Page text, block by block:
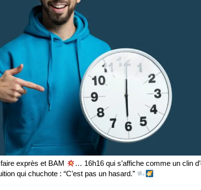
exprès et BAM … 16h16 qui s’affiche comme un clin
qui chuchote : “C’est pas un hasard.”